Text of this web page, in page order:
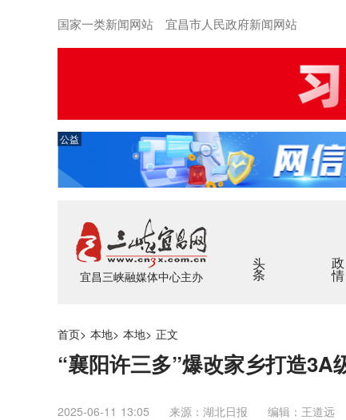
国家一类新闻网站 宜昌市人民政府新闻网站
公益
宜昌三峡融媒体中心主办
头条 政情
首页> 本地> 本地> 正文
“襄阳许三多”爆改家乡打造3A
2025-06-11 13:05 来源：湖北日报 编辑：王道远